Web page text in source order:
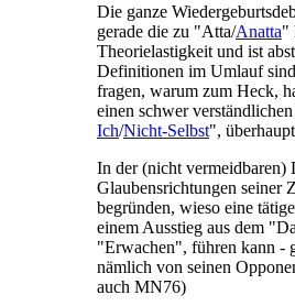
Die ganze
gerade die zu "Atta/Anatta"
Theorielastigkeit und ist
Definitionen im Umlauf
fragen, warum zum Heck,
einen schwer
Ich/Nicht-Selbst",
In der (nicht vermeidbaren)
Glaubensrichtungen seiner
begründen, wieso eine
einem Ausstieg aus dem
"Erwachen", führen kann -
nämlich von seinen
auch MN76)